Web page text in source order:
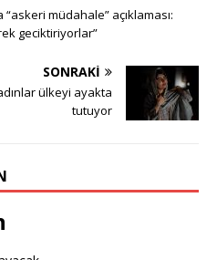
“askeri müdahale” açıklaması:
geciktiriyorlar”
SONRAKI
ülkeyi ayakta
tutuyor